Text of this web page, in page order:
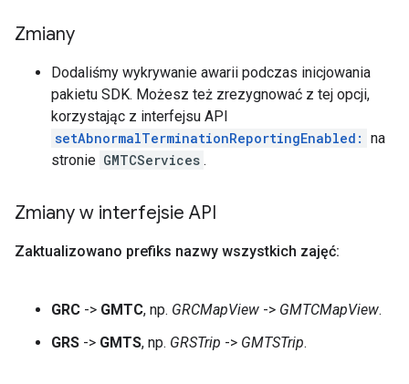
Zmiany
Dodaliśmy wykrywanie awarii podczas inicjowania
pakietu SDK. Możesz też zrezygnować z tej opcji,
korzystając z interfejsu API
setAbnormalTerminationReportingEnabled: na
stronie GMTCServices .
Zmiany w interfejsie API
Zaktualizowano prefiks nazwy wszystkich zajęć:
GRC -> GMTC, np. GRCMapView -> GMTCMapView.
GRS -> GMTS, np. GRSTrip -> GMTSTrip.